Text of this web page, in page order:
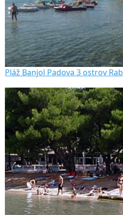
Pláž Banjol Padova 3 ostrov Rab